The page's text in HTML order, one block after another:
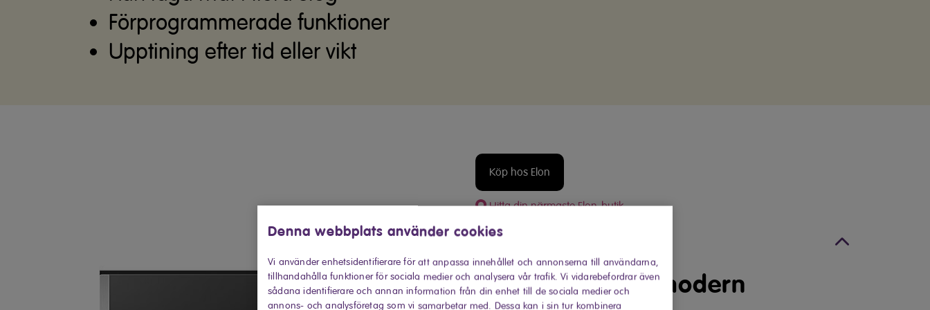
Denna webbplats använder cookies
Vi använder enhetsidentifierare för att anpassa innehållet och annonserna till användarna,
tillhandahålla funktioner för sociala medier och analysera vår trafik. Vi vidarebefordrar även
sådana identifierare och annan information från din enhet till de sociala medier och
annons- och analysföretag som vi samarbetar med. Dessa kan i sin tur kombinera
Förprogrammerade funktioner
Upptining efter tid eller vikt
Köp hos Elon
Hitta din närmaste Elon-butik
Produktinformation
Funktionell och modern